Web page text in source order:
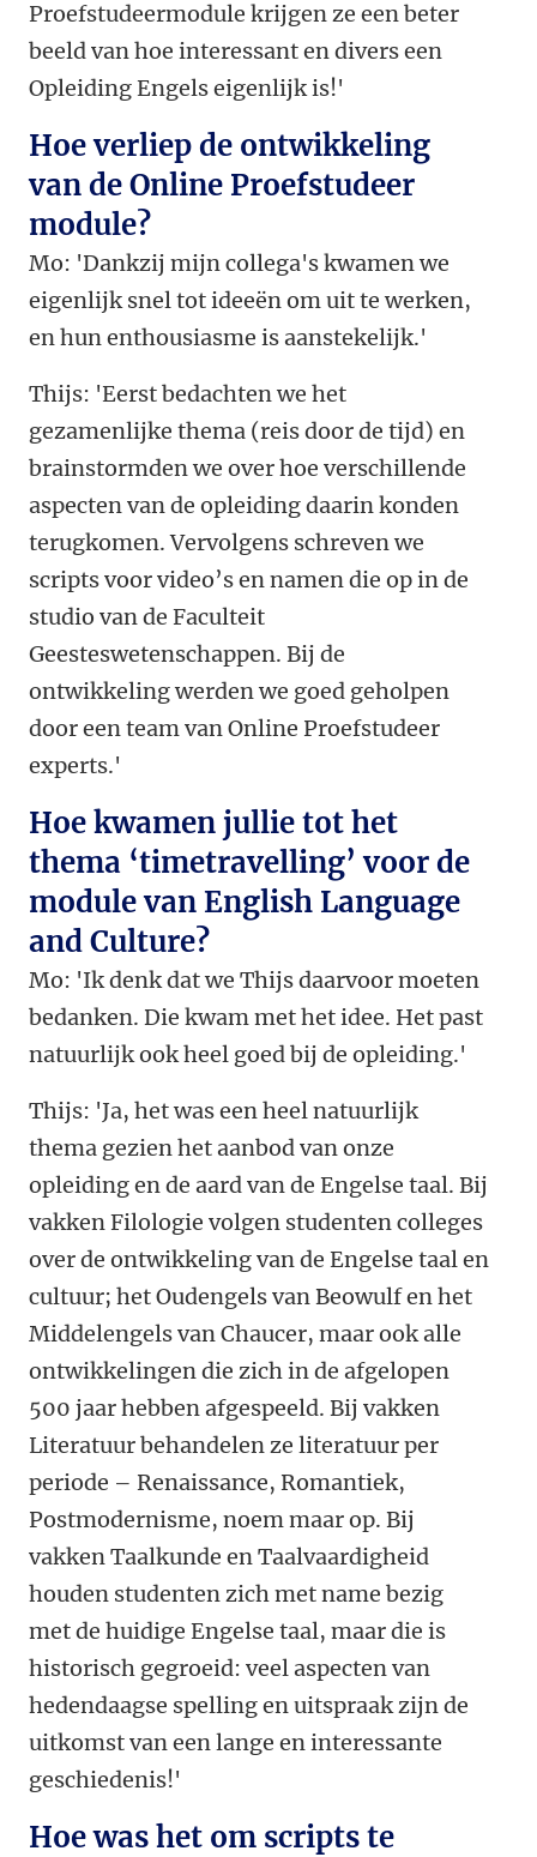
Proefstudeermodule krijgen ze een beter
beeld van hoe interessant en divers een
Opleiding Engels eigenlijk is!'
Hoe verliep de ontwikkeling
van de Online Proefstudeer
module?
Mo: 'Dankzij mijn collega's kwamen we
eigenlijk snel tot ideeën om uit te werken,
en hun enthousiasme is aanstekelijk.'
Thijs: 'Eerst bedachten we het
gezamenlijke thema (reis door de tijd) en
brainstormden we over hoe verschillende
aspecten van de opleiding daarin konden
terugkomen. Vervolgens schreven we
scripts voor video’s en namen die op in de
studio van de Faculteit
Geesteswetenschappen. Bij de
ontwikkeling werden we goed geholpen
door een team van Online Proefstudeer
experts.'
Hoe kwamen jullie tot het
thema ‘timetravelling’ voor de
module van English Language
and Culture?
Mo: 'Ik denk dat we Thijs daarvoor moeten
bedanken. Die kwam met het idee. Het past
natuurlijk ook heel goed bij de opleiding.'
Thijs: 'Ja, het was een heel natuurlijk
thema gezien het aanbod van onze
opleiding en de aard van de Engelse taal. Bij
vakken Filologie volgen studenten colleges
over de ontwikkeling van de Engelse taal en
cultuur; het Oudengels van Beowulf en het
Middelengels van Chaucer, maar ook alle
ontwikkelingen die zich in de afgelopen
500 jaar hebben afgespeeld. Bij vakken
Literatuur behandelen ze literatuur per
periode – Renaissance, Romantiek,
Postmodernisme, noem maar op. Bij
vakken Taalkunde en Taalvaardigheid
houden studenten zich met name bezig
met de huidige Engelse taal, maar die is
historisch gegroeid: veel aspecten van
hedendaagse spelling en uitspraak zijn de
uitkomst van een lange en interessante
geschiedenis!'
Hoe was het om scripts te